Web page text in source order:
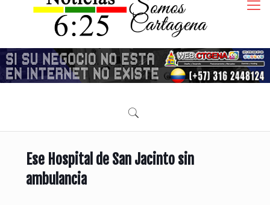
Ese Hospital de San Jacinto sin
ambulancia